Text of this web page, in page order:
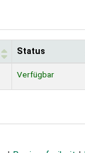
Status
Verfügbar